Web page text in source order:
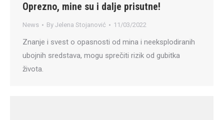
Oprezno, mine su i dalje prisutne!
News By Jelena Stojanović 11/03/2022
Znanje i svest o opasnosti od mina i neeksplodiranih
ubojnih sredstava, mogu sprečiti rizik od gubitka
života.